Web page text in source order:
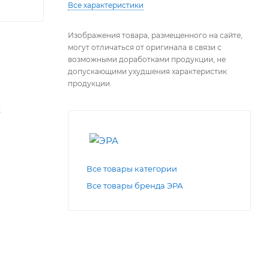
Все характеристики
Изображения товара, размещенного на сайте,
могут отличаться от оригинала в связи с
возможными доработками продукции, не
допускающими ухудшения характеристик
продукции.
Все товары категории
Все товары бренда ЭРА